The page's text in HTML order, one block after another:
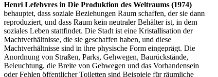
Henri Lefebvres in Die Produktion des Weltraums (1974)
behauptet, dass soziale Beziehungen Raum schaffen, der sie dann
reproduziert, und dass Raum kein neutraler Behälter ist, in dem
soziales Leben stattfindet. Die Stadt ist eine Kristallisation der
Machtverhältnisse, die sie geschaffen haben, und diese
Machtverhältnisse sind in ihre physische Form eingeprägt. Die
Anordnung von Straßen, Parks, Gehwegen, Baurückstände,
Beleuchtung, die Breite von Gehwegen und das Vorhandensein
oder Fehlen öffentlicher Toiletten sind Beispiele für räumliche